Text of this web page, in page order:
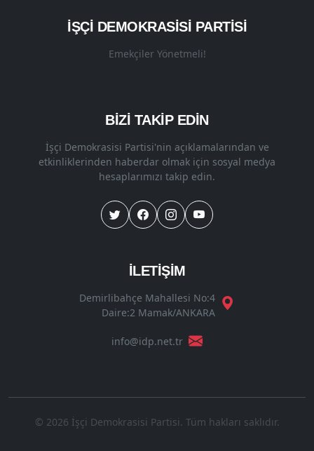
İŞÇI DEMOKRASISI PARTISI
Emekçiler Yönetmeli!
BİZİ TAKİP EDİN
İşçi Demokrasisi Partisi'nin açıklamalarından ve
etkinliklerinden haberdar olmak için sosyal medya
hesaplarımızı takip edin.
İLETİŞİM
Demirlibahçe Mahallesi No:4
Daire:2 Mamak/ANKARA
info@idp.net.tr
© 2026 İşçi Demokrasisi Partisi. Tüm hakları saklıdır.